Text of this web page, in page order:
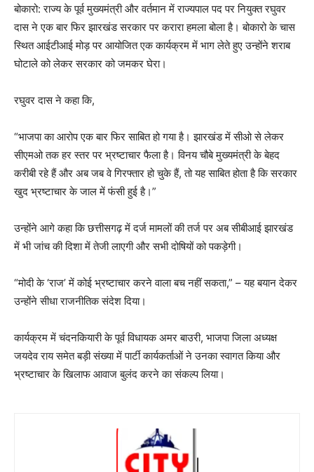
बोकारो: राज्य के पूर्व मुख्यमंत्री और वर्तमान में राज्यपाल पद पर नियुक्त रघुवर
दास ने एक बार फिर झारखंड सरकार पर करारा हमला बोला है। बोकारो के चास
स्थित आईटीआई मोड़ पर आयोजित एक कार्यक्रम में भाग लेते हुए उन्होंने शराब
घोटाले को लेकर सरकार को जमकर घेरा।
रघुवर दास ने कहा कि,
“भाजपा का आरोप एक बार फिर साबित हो गया है। झारखंड में सीओ से लेकर
सीएमओ तक हर स्तर पर भ्रष्टाचार फैला है। विनय चौबे मुख्यमंत्री के बेहद
करीबी रहे हैं और अब जब वे गिरफ्तार हो चुके हैं, तो यह साबित होता है कि सरकार
खुद भ्रष्टाचार के जाल में फंसी हुई है।”
उन्होंने आगे कहा कि छत्तीसगढ़ में दर्ज मामलों की तर्ज पर अब सीबीआई झारखंड
में भी जांच की दिशा में तेजी लाएगी और सभी दोषियों को पकड़ेगी।
“मोदी के ‘राज’ में कोई भ्रष्टाचार करने वाला बच नहीं सकता,” – यह बयान देकर
उन्होंने सीधा राजनीतिक संदेश दिया।
कार्यक्रम में चंदनकियारी के पूर्व विधायक अमर बाउरी, भाजपा जिला अध्यक्ष
जयदेव राय समेत बड़ी संख्या में पार्टी कार्यकर्ताओं ने उनका स्वागत किया और
भ्रष्टाचार के खिलाफ आवाज बुलंद करने का संकल्प लिया।